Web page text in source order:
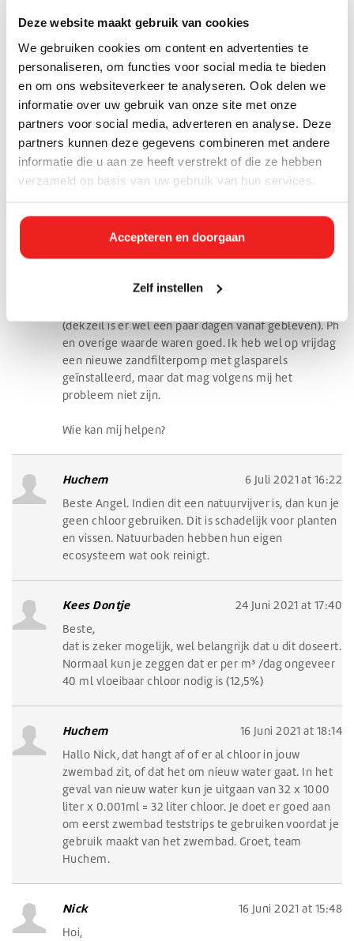
Deze website maakt gebruik van cookies
We gebruiken cookies om content en advertenties te
personaliseren, om functies voor social media te bieden
en om ons websiteverkeer te analyseren. Ook delen we
informatie over uw gebruik van onze site met onze
partners voor social media, adverteren en analyse. Deze
partners kunnen deze gegevens combineren met andere
informatie die u aan ze heeft verstrekt of die ze hebben
verzameld op basis van uw gebruik van hun services.
Accepteren en doorgaan
Zelf instellen
assortimentproducten voor zwembadonderhoud
Reacties
Mike
6 Juli 2021 at 20:51
Ik heb vorige week woensdag een chloorshock in ons
steel frame zwembad gedaan en de dagen daarna
zat het goed op peil. Ook heb ik in het zwembad
oplossende tablet. Nu op dinsdag (dus minder dan
(dekzeil is er wel een paar dagen vanaf gebleven). Ph
en overige waarde waren goed. Ik heb wel op vrijdag
een nieuwe zandfilterpomp met glasparels
geïnstalleerd, maar dat mag volgens mij het
probleem niet zijn.
Wie kan mij helpen?
Huchem
6 Juli 2021 at 16:22
Beste Angel. Indien dit een natuurvijver is, dan kun je
geen chloor gebruiken. Dit is schadelijk voor planten
en vissen. Natuurbaden hebben hun eigen
ecosysteem wat ook reinigt.
Kees Dontje
24 Juni 2021 at 17:40
Beste,
dat is zeker mogelijk, wel belangrijk dat u dit doseert.
Normaal kun je zeggen dat er per m³ /dag ongeveer
40 ml vloeibaar chloor nodig is (12,5%)
Huchem
16 Juni 2021 at 18:14
Hallo Nick, dat hangt af of er al chloor in jouw
zwembad zit, of dat het om nieuw water gaat. In het
geval van nieuw water kun je uitgaan van 32 x 1000
liter x 0.001ml = 32 liter chloor. Je doet er goed aan
om eerst zwembad teststrips te gebruiken voordat je
gebruik maakt van het zwembad. Groet, team
Huchem.
Nick
16 Juni 2021 at 15:48
Hoi,